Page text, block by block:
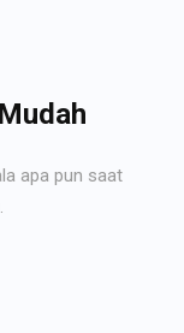
apa pun saat